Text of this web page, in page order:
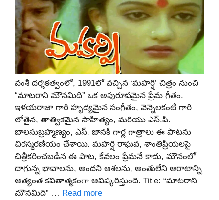
వంశీ దర్శకత్వంలో, 1991లో వచ్చిన ‘మహర్షి’ చిత్రం నుంచి
“మాటరాని మౌనమిది” ఒక అపురూపమైన ప్రేమ గీతం.
ఇళయరాజా గారి హృద్యమైన సంగీతం, వెన్నెలకంటి గారి
లోతైన, తాత్వికమైన సాహిత్యం, మరియు ఎస్.పి.
బాలసుబ్రహ్మణ్యం, ఎస్. జానకి గార్ల గాత్రాలు ఈ పాటను
చిరస్మరణీయం చేశాయి. మహర్షి రాఘవ, శాంతిప్రియలపై
చిత్రీకరించబడిన ఈ పాట, కేవలం ప్రేమనే కాదు, మౌనంలో
దాగున్న భావాలను, అందని ఆశలను, అంతులేని ఆరాటాన్ని
అత్యంత కవితాత్మకంగా ఆవిష్కరిస్తుంది. Title: “మాటరాని
మౌనమిది” … Read more